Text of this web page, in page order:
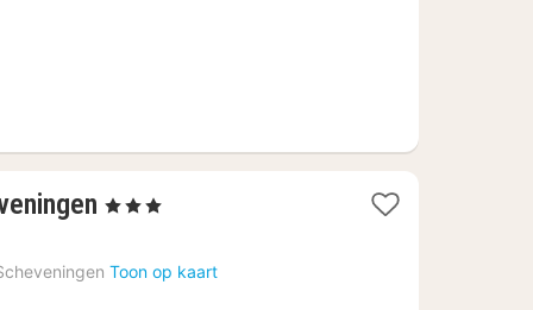
1
vanaf
€
, 3 Sterren
Toon op kaart